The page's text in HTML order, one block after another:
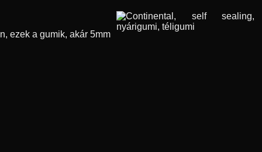
ezek a gumik, akár 5mm